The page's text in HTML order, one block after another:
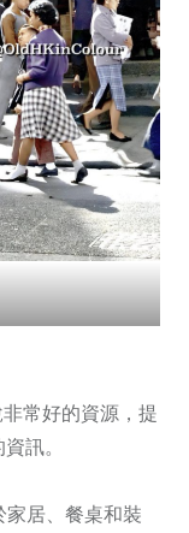
常好的資源，提
訊。
家居、餐桌和裝